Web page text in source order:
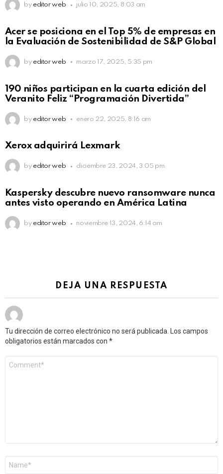
by editor web julio 10, 2025, 8:03 am
Acer se posiciona en el Top 5% de empresas en
la Evaluación de Sostenibilidad de S&P Global
by editor web marzo 17, 2025, 5:35 pm
190 niños participan en la cuarta edición del
Veranito Feliz “Programación Divertida”
by editor web enero 22, 2025, 8:16 am
Xerox adquirirá Lexmark
by editor web diciembre 23, 2024, 3:05 pm
Kaspersky descubre nuevo ransomware nunca
antes visto operando en América Latina
by editor web noviembre 13, 2024, 6:14 am
DEJA UNA RESPUESTA
Tu dirección de correo electrónico no será publicada.
Los campos
obligatorios están marcados con *